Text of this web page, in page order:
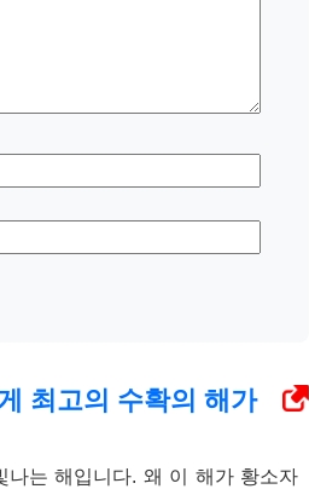
최고의 수확의 해가
나는 해입니다. 왜 이 해가 황소자